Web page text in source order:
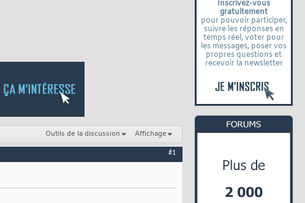
Inscrivez-vous
gratuitement
pour pouvoir participer,
suivre les réponses en
temps réel, voter pour
les messages, poser vos
propres questions et
recevoir la newsletter
Outils de la discussion Affichage
#1